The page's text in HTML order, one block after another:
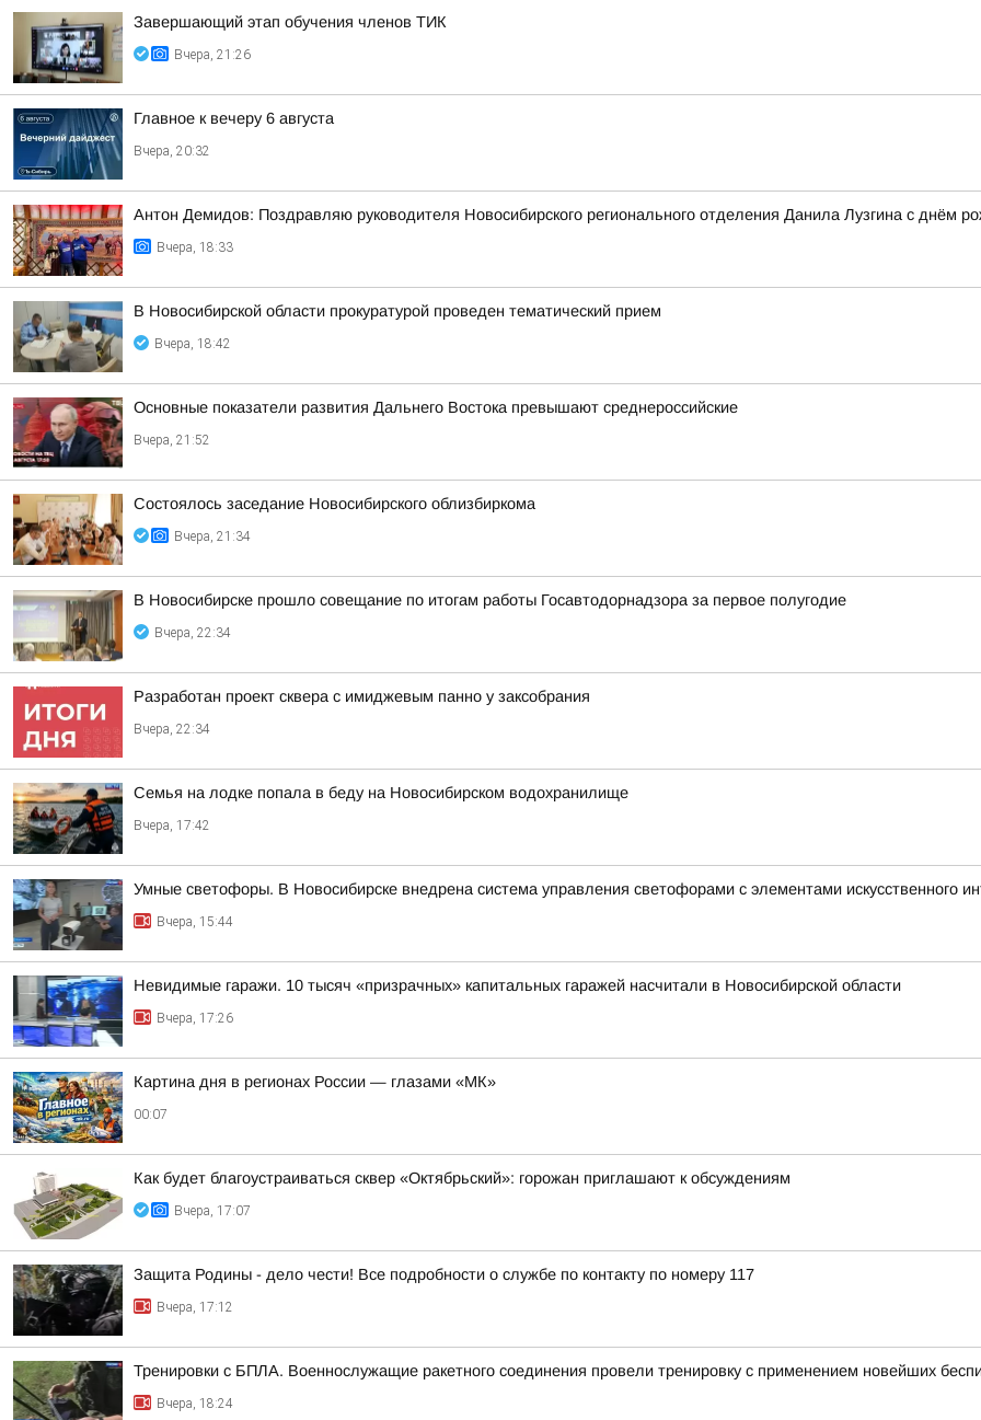
Завершающий этап обучения членов ТИК
Вчера, 21:26
Главное к вечеру 6 августа
Вчера, 20:32
Антон Демидов: Поздравляю руководителя Новосибирского регионального отделения Данила Лузгина с днём
Вчера, 18:33
В Новосибирской области прокуратурой проведен тематический прием
Вчера, 18:42
Основные показатели развития Дальнего Востока превышают среднероссийские
Вчера, 21:52
Состоялось заседание Новосибирского облизбиркома
Вчера, 21:34
В Новосибирске прошло совещание по итогам работы Госавтодорнадзора за первое полугодие
Вчера, 22:34
Разработан проект сквера с имиджевым панно у заксобрания
Вчера, 22:34
Семья на лодке попала в беду на Новосибирском водохранилище
Вчера, 17:42
Умные светофоры. В Новосибирске внедрена система управления светофорами с элементами искусственного
Вчера, 15:44
Невидимые гаражи. 10 тысяч «призрачных» капитальных гаражей насчитали в Новосибирской области
Вчера, 17:26
Картина дня в регионах России — глазами «МК»
00:07
Как будет благоустраиваться сквер «Октябрьский»: горожан приглашают к обсуждениям
Вчера, 17:07
Защита Родины - дело чести! Все подробности о службе по контакту по номеру 117
Вчера, 17:12
Тренировки с БПЛА. Военнослужащие ракетного соединения провели тренировку с применением новейших
Вчера, 18:24